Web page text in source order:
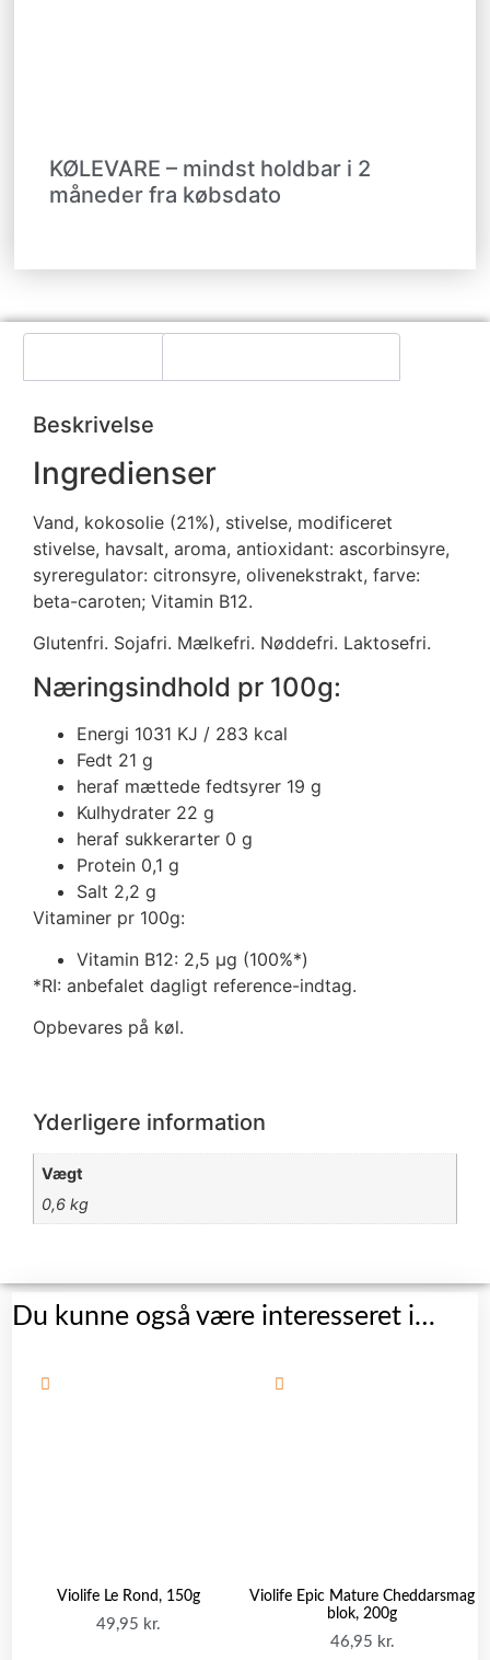
KØLEVARE – mindst holdbar i 2
måneder fra købsdato
Beskrivelse
Ingredienser
Vand, kokosolie (21%), stivelse, modificeret
stivelse, havsalt, aroma, antioxidant: ascorbinsyre,
syreregulator: citronsyre, olivenekstrakt, farve:
beta-caroten; Vitamin B12.
Glutenfri. Sojafri. Mælkefri. Nøddefri. Laktosefri.
Næringsindhold pr 100g:
Energi 1031 KJ / 283 kcal
Fedt 21 g
heraf mættede fedtsyrer 19 g
Kulhydrater 22 g
heraf sukkerarter 0 g
Protein 0,1 g
Salt 2,2 g
Vitaminer pr 100g:
Vitamin B12: 2,5 µg (100%*)
*RI: anbefalet dagligt reference-indtag.
Opbevares på køl.
Yderligere information
Vægt
0,6 kg
Du kunne også være interesseret i…
Violife Le Rond, 150g
49,95 kr.
Violife Epic Mature Cheddarsmag
blok, 200g
46,95 kr.